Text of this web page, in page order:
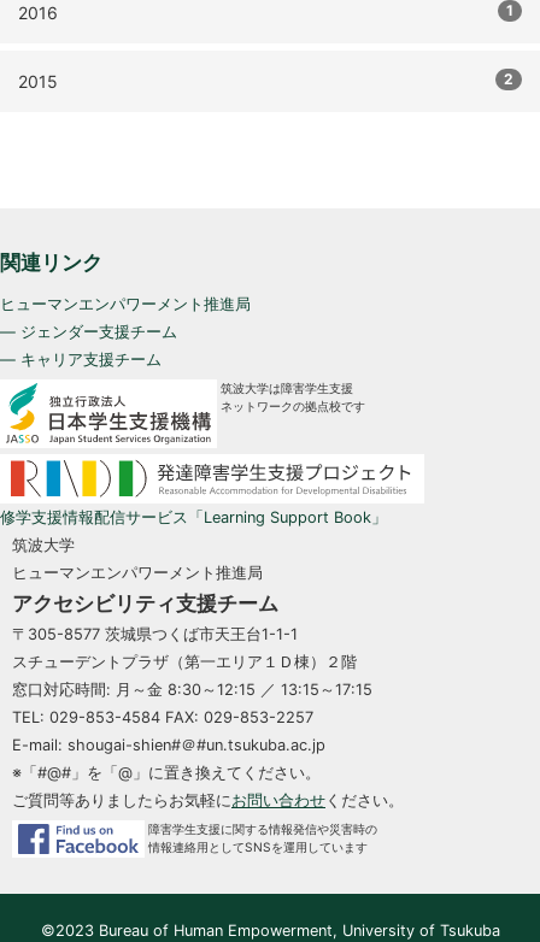
2016 1
2015 2
関連リンク
ヒューマンエンパワーメント推進局
— ジェンダー支援チーム
— キャリア支援チーム
筑波大学は障害学生支援
ネットワークの拠点校です
修学支援情報配信サービス「Learning Support Book」
筑波大学
ヒューマンエンパワーメント推進局
アクセシビリティ支援チーム
〒305-8577 茨城県つくば市天王台1-1-1
スチューデントプラザ（第一エリア１Ｄ棟）２階
窓口対応時間: 月～金 8:30～12:15 ／ 13:15～17:15
TEL: 029-853-4584 FAX: 029-853-2257
E-mail: shougai-shien#＠#un.tsukuba.ac.jp
※「#@#」を「@」に置き換えてください。
ご質問等ありましたらお気軽に お問い合わせ ください。
障害学生支援に関する情報発信や災害時の
情報連絡用としてSNSを運用しています
©2023 Bureau of Human Empowerment, University of Tsukuba